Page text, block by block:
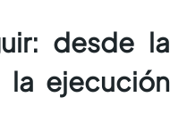
desde la
la ejecución